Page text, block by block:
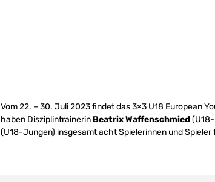
Vom 22. – 30. Juli 2023 findet das 3×3 U18 European
haben Disziplintrainerin Beatrix Waffenschmied
(U18-Jungen) insgesamt acht Spielerinnen und Spieler